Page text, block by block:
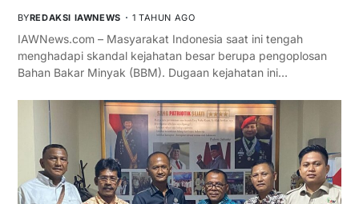
BYREDAKSI IAWNEWS 1 TAHUN AGO
IAWNews.com – Masyarakat Indonesia saat ini tengah
menghadapi skandal kejahatan besar berupa pengoplosan
Bahan Bakar Minyak (BBM). Dugaan kejahatan ini…